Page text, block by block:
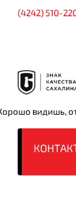
видишь,
(4242) 510-